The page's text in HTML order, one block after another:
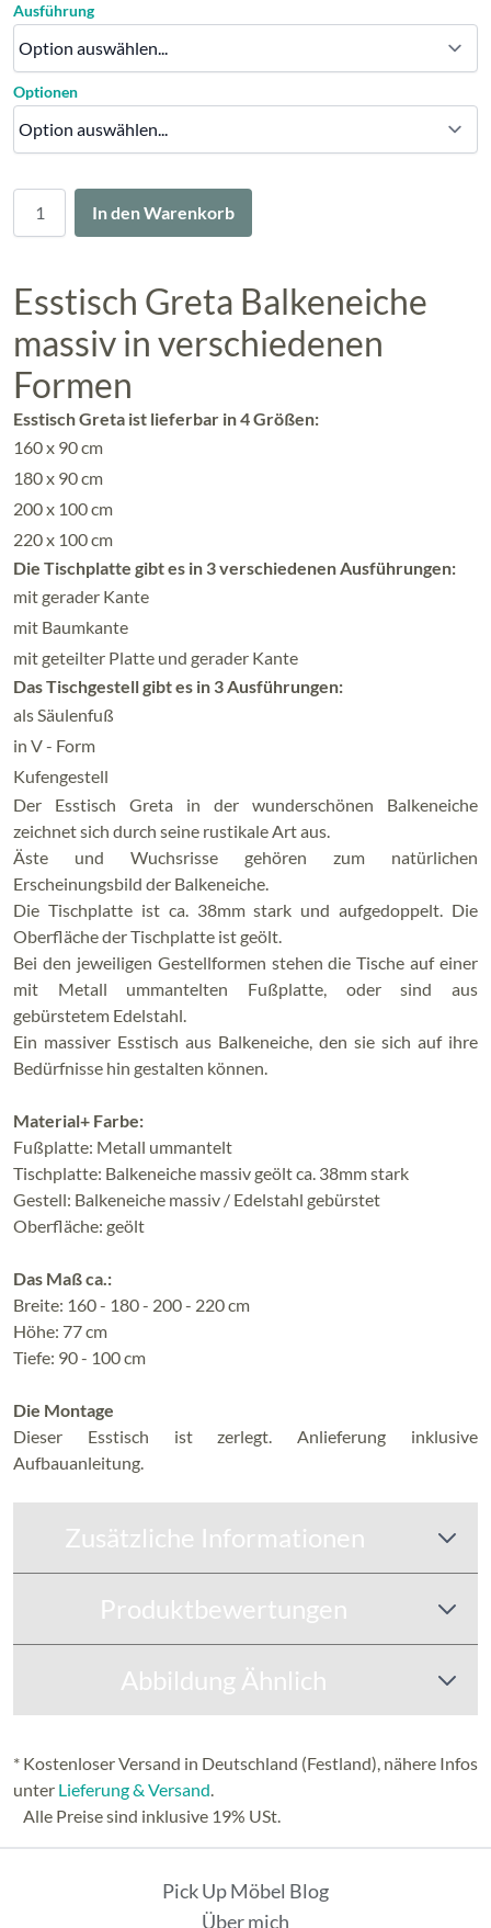
In den Warenkorb
Ausführung
Optionen
Esstisch Greta Balkeneiche
massiv in verschiedenen
Formen
Esstisch Greta ist lieferbar in 4 Größen:
160 x 90 cm
180 x 90 cm
200 x 100 cm
220 x 100 cm
Die Tischplatte gibt es in 3 verschiedenen Ausführungen:
mit gerader Kante
mit Baumkante
mit geteilter Platte und gerader Kante
Das Tischgestell gibt es in 3 Ausführungen:
als Säulenfuß
in V - Form
Kufengestell
Der Esstisch Greta in der wunderschönen Balkeneiche
zeichnet sich durch seine rustikale Art aus.
Äste und Wuchsrisse gehören zum natürlichen
Erscheinungsbild der Balkeneiche.
Die Tischplatte ist ca. 38mm stark und aufgedoppelt. Die
Oberfläche der Tischplatte ist geölt.
Bei den jeweiligen Gestellformen stehen die Tische auf einer
mit Metall ummantelten Fußplatte, oder sind aus
gebürstetem Edelstahl.
Ein massiver Esstisch aus Balkeneiche, den sie sich auf ihre
Bedürfnisse hin gestalten können.
Material+ Farbe:
Fußplatte: Metall ummantelt
Tischplatte: Balkeneiche massiv geölt ca. 38mm stark
Gestell: Balkeneiche massiv / Edelstahl gebürstet
Oberfläche: geölt
Das Maß ca.:
Breite: 160 - 180 - 200 - 220 cm
Höhe: 77 cm
Tiefe: 90 - 100 cm
Die Montage
Dieser Esstisch ist zerlegt. Anlieferung inklusive
Aufbauanleitung.
Zusätzliche Informationen
Produktbewertungen
Abbildung Ähnlich
* Kostenloser Versand in Deutschland (Festland), nähere Infos
unter Lieferung & Versand.
Alle Preise sind inklusive 19% USt.
Pick Up Möbel Blog
Über mich